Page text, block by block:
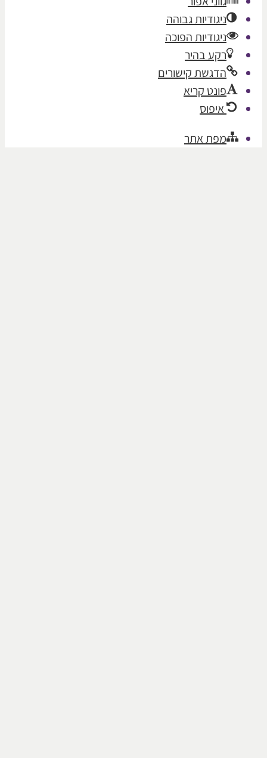
ניגודיות גבוהה
ניגודיות הפוכה
רקע בהיר
הדגשת קישורים
פונט קריא
איפוס
מפת אתר